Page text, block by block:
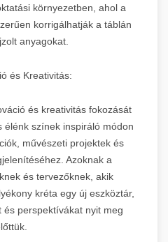
környezetben, ahol a
korrigálhatják a táblán
anyagokat.
és Kreativitás:
és kreativitás fokozását
élénk színek inspiráló módon
művészeti projektek és
Azoknak a
és tervezőknek, akik
kréta egy új eszköztár,
és perspektívákat nyit meg